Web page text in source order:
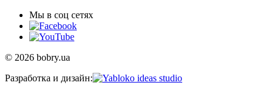
Мы в соц сетях
© 2026 bobry.ua
Разработка и дизайн: